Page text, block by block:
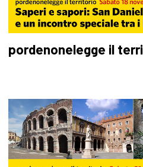
pordenonelegge il